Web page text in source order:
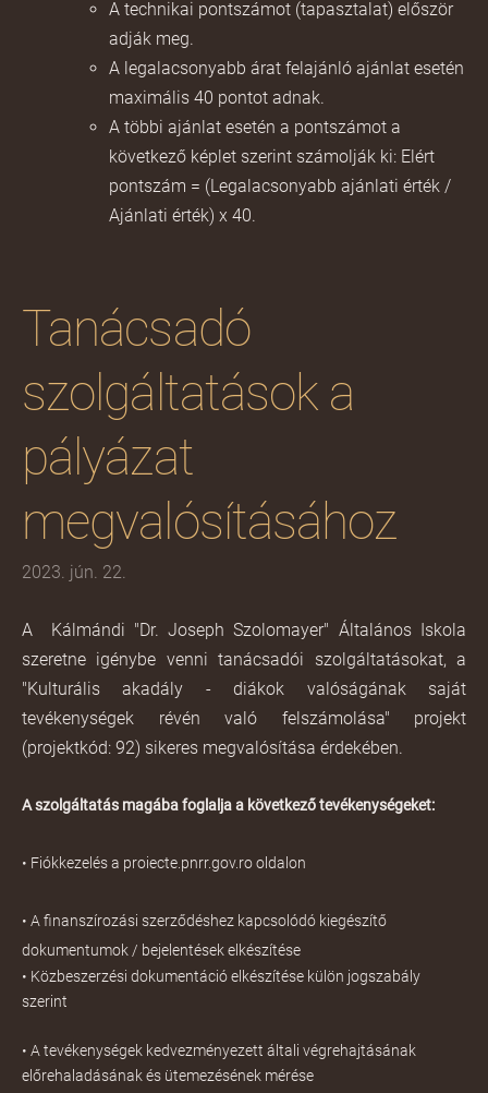
A technikai pontszámot (tapasztalat) először
adják meg.
A legalacsonyabb árat felajánló ajánlat esetén
maximális 40 pontot adnak.
A többi ajánlat esetén a pontszámot a
következő képlet szerint számolják ki: Elért
pontszám = (Legalacsonyabb ajánlati érték /
Ajánlati érték) x 40.
Tanácsadó
szolgáltatások a
pályázat
megvalósításához
2023. jún. 22.
A Kálmándi "Dr. Joseph Szolomayer" Általános Iskola
szeretne igénybe venni tanácsadói szolgáltatásokat, a
"Kulturális akadály - diákok valóságának saját
tevékenységek révén való felszámolása" projekt
(projektkód: 92) sikeres megvalósítása érdekében.
A szolgáltatás magába foglalja a következő tevékenységeket:
• Fiókkezelés a proiecte.pnrr.gov.ro oldalon
• A finanszírozási szerződéshez kapcsolódó kiegészítő
dokumentumok / bejelentések elkészítése
• Közbeszerzési dokumentáció elkészítése külön jogszabály
szerint
• A tevékenységek kedvezményezett általi végrehajtásának
előrehaladásának és ütemezésének mérése